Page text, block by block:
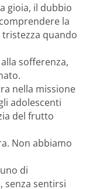
gioia, il dubbio
la
quando
sofferenza,
nella missione
adolescenti
del frutto
Non abbiamo
di
senza sentirsi